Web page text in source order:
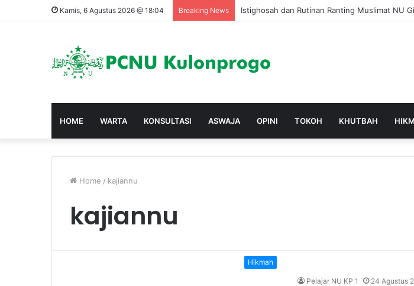
Kamis, 6 Agustus 2026 @ 18:04 Breaking News Istighosah dan Rutinan Ranting Muslimat NU
HOME WARTA KONSULTASI ASWAJA OPINI TOKOH KHUTBAH
Home / kajiannu
kajiannu
Hikmah
Pelajar NU KP 1 24 Agustus